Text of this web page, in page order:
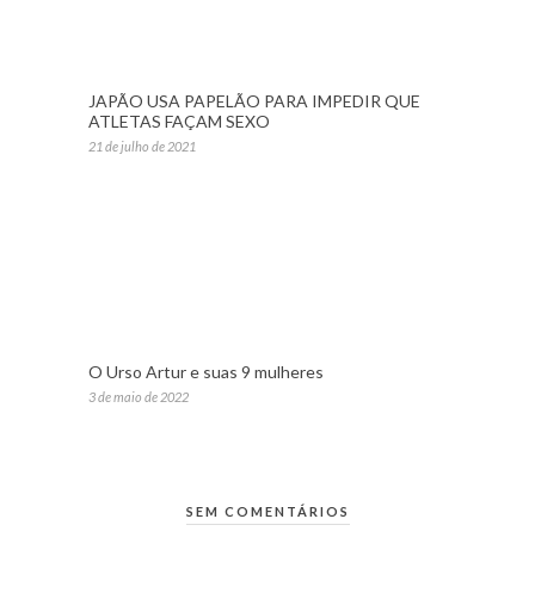
JAPÃO USA PAPELÃO PARA IMPEDIR QUE
ATLETAS FAÇAM SEXO
21 de julho de 2021
O Urso Artur e suas 9 mulheres
3 de maio de 2022
SEM COMENTÁRIOS